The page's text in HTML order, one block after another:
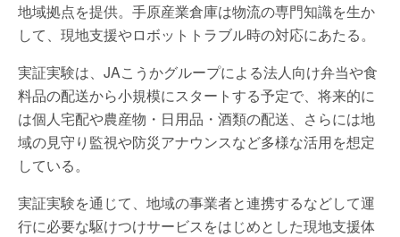
地域拠点を提供。手原産業倉庫は物流の専門知識を生か
して、現地支援やロボットトラブル時の対応にあたる。
実証実験は、JAこうかグループによる法人向け弁当や食
料品の配送から小規模にスタートする予定で、将来的に
は個人宅配や農産物・日用品・酒類の配送、さらには地
域の見守り監視や防災アナウンスなど多様な活用を想定
している。
実証実験を通じて、地域の事業者と連携するなどして運
行に必要な駆けつけサービスをはじめとした現地支援体